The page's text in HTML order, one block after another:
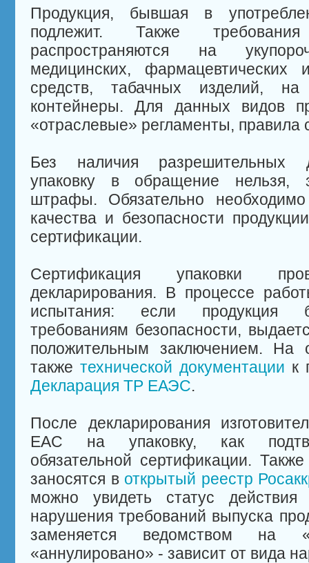
Продукция, бывшая в
подлежит. Также
распространяются на
медицинских, фармацевтических
средств, табачных изделий,
контейнеры. Для данных видов
«отраслевые» регламенты, правила
Без наличия разрешительных
упаковку в обращение нельзя,
штрафы. Обязательно
качества и безопасности
сертификации.
Сертификация упаковки
декларирования. В процессе
испытания: если продукция
требованиям безопасности,
положительным заключением. На
также технической документации к
Декларация ТР ЕАЭС.
После декларирования
EAC на упаковку, как
обязательной сертификации.
заносятся в открытый реестр
можно увидеть статус
нарушения требований выпуска
заменяется ведомством на
«аннулировано» - зависит от вида